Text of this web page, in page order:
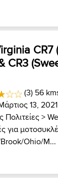
CR7
CR3
(3) 56
13,
>
για
Ohio/M...